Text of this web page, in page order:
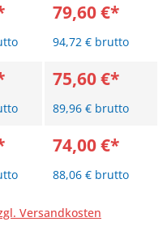
79,60 €*
94,72 € brutto
75,60 €*
89,96 € brutto
74,00 €*
88,06 € brutto
Versandkosten